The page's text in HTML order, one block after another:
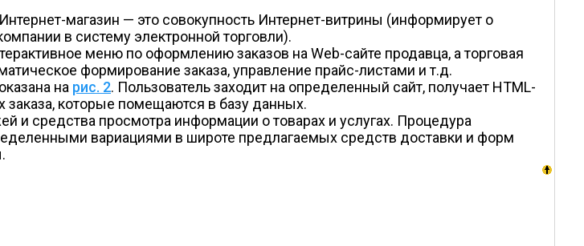
магазин — это совокупность Интернет-витрины (информирует о
в систему электронной торговли).
меню по оформлению заказов на Web-сайте продавца, а торговая
формирование заказа, управление прайс-листами и т.д.
на рис. 2. Пользователь заходит на определенный сайт, получает HTML-
заказа, которые помещаются в базу данных.
и средства просмотра информации о товарах и услугах. Процедура
вариациями в широте предлагаемых средств доставки и форм